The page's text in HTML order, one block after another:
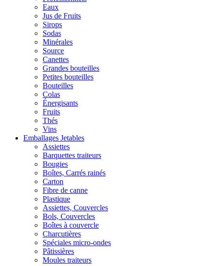
Eaux
Jus de Fruits
Sirops
Sodas
Minérales
Source
Canettes
Grandes bouteilles
Petites bouteilles
Bouteilles
Colas
Énergisants
Fruits
Thés
Vins
Emballages Jetables
Assiettes
Barquettes traiteurs
Bougies
Boîtes, Carrés rainés
Carton
Fibre de canne
Plastique
Assiettes, Couvercles
Bols, Couvercles
Boîtes à couvercle
Charcutières
Spéciales micro-ondes
Pâtissières
Moules traiteurs